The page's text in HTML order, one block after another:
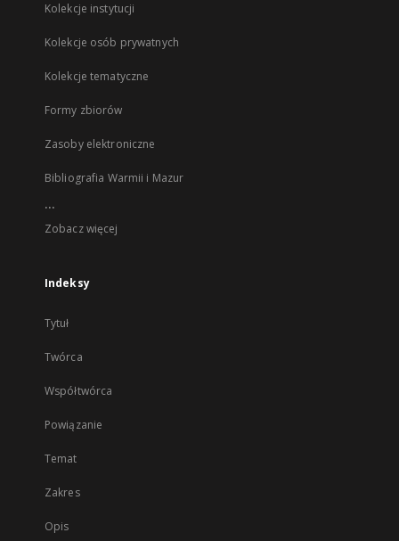
Kolekcje instytucji
Kolekcje osób prywatnych
Kolekcje tematyczne
Formy zbiorów
Zasoby elektroniczne
Bibliografia Warmii i Mazur
...
Zobacz więcej
Indeksy
Tytuł
Twórca
Współtwórca
Powiązanie
Temat
Zakres
Opis